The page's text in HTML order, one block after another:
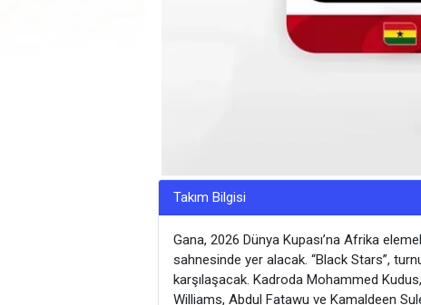
Takım Bilgisi
Gana, 2026 Dünya Kupası’na Afrika
sahnesinde yer alacak. “Black Stars”,
karşılaşacak. Kadroda Mohammed
Williams, Abdul Fatawu ve Kamaldeen